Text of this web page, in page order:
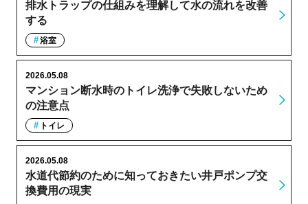
排水トラップの仕組みを理解して水の流れを改善
する
浴室
マンション断水時のトイレ洗浄で失敗しないため
の注意点
2026.05.08
トイレ
水道代節約のために知っておきたい井戸ポンプ交
換費用の現実
2026.05.08